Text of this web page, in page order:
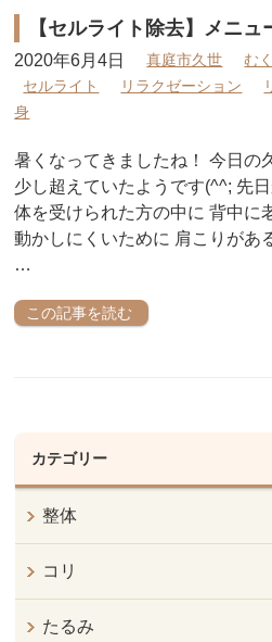
【セルライト除去】メニ
2020年6月4日 真庭市久世 む
セルライト
リラクゼーション
身
暑くなってきましたね！ 今日の
少し超えていたようです(^^; 先
体を受けられた方の中に 背中に
動かしにくいために 肩こりがあ
…
この記事を読む
カテゴリー
整体
コリ
たるみ